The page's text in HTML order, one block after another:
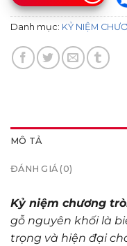
Danh mục: KỶ NIỆM
MÔ TẢ
ĐÁNH GIÁ (0)
Kỷ niệm chương
gỗ nguyên khối là
trọng và hiện đại